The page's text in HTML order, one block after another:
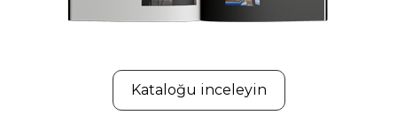
Kataloğu inceleyin